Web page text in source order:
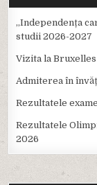
,,Independența
studii 2026-2027
Vizita la
Admiterea în
Rezultatele
Rezultatele
2026